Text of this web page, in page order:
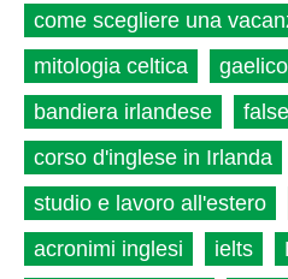
come scegliere una
mitologia celtica
gaelico
bandiera irlandese
corso d'inglese in Irlanda
studio e lavoro all'estero
acronimi inglesi
ielts